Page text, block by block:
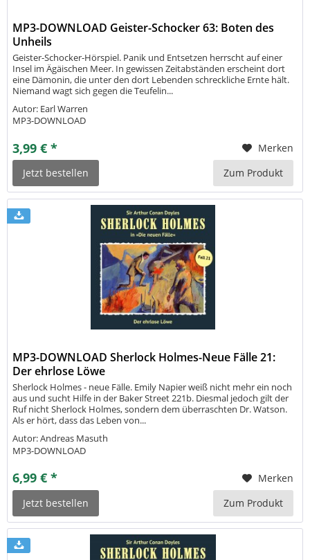
MP3-DOWNLOAD Geister-Schocker 63: Boten des
Unheils
Geister-Schocker-Hörspiel. Panik und Entsetzen herrscht auf einer
Insel im Ägäischen Meer. In gewissen Zeitabständen erscheint dort
eine Dämonin, die unter den dort Lebenden schreckliche Ernte hält.
Niemand wagt sich gegen die Teufelin...
Autor: Earl Warren
MP3-DOWNLOAD
3,99 € *
Merken
Jetzt bestellen
Zum Produkt
MP3-DOWNLOAD Sherlock Holmes-Neue Fälle 21:
Der ehrlose Löwe
Sherlock Holmes - neue Fälle. Emily Napier weiß nicht mehr ein noch
aus und sucht Hilfe in der Baker Street 221b. Diesmal jedoch gilt der
Ruf nicht Sherlock Holmes, sondern dem überraschten Dr. Watson.
Als er hört, dass das Leben von...
Autor: Andreas Masuth
MP3-DOWNLOAD
6,99 € *
Merken
Jetzt bestellen
Zum Produkt